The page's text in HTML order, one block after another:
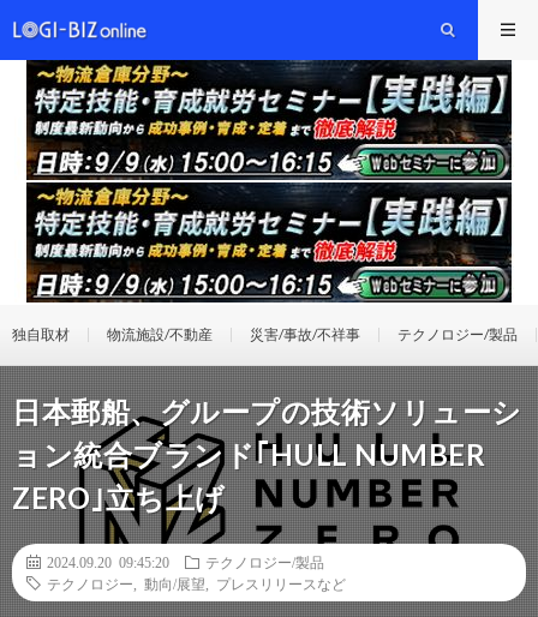
独自取材 物流施設/不動産 災害/事故/不祥事 テクノロジー/製品
日本郵船、グループの技術ソリューシ
ョン統合ブランド｢HULL NUMBER
ZERO｣立ち上げ
2024.09.20 09:45:20
テクノロジー/製品
テクノロジー
動向/展望 プレスリリースなど